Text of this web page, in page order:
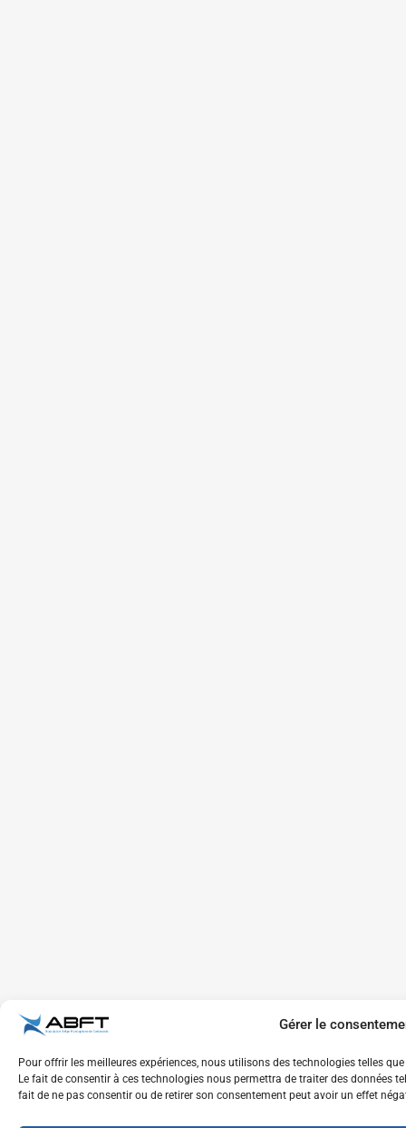
Gérer le
Pour offrir les meilleures expériences, nous utilisons des technologies telles
Le fait de consentir à ces technologies nous permettra de traiter des données
fait de ne pas consentir ou de retirer son consentement peut avoir un effet